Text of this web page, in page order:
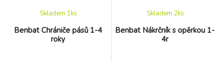
Benbat Chrániče pásů 1-4
roky
Skladem 1ks
Benbat Nákrčník s opěrkou 1-
4r
Skladem 2ks